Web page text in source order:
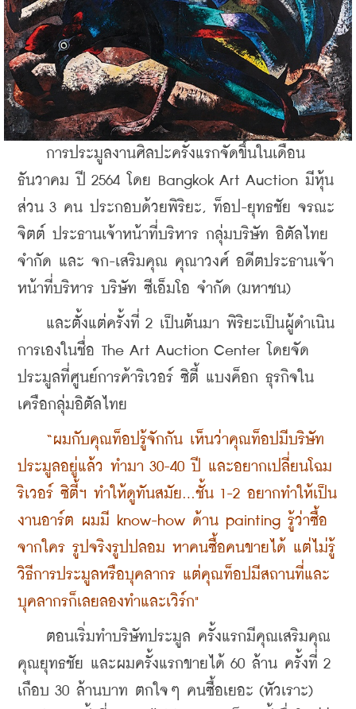
การประมูลงานศิลปะครั้งแรกจัดขึ้นในเดือน
ธันวาคม ปี 2564 โดย Bangkok Art Auction มีหุ้น
ส่วน 3 คน ประกอบด้วยพิริยะ, ท็อป-ยุทธชัย จรณะ
จิตต์ ประธานเจ้าหน้าที่บริหาร กลุ่มบริษัท อิตัลไทย
จำกัด และ จก-เสริมคุณ คุณาวงศ์ อดีตประธานเจ้า
หน้าที่บริหาร บริษัท ซีเอ็มโอ จำกัด (มหาชน)
และตั้งแต่ครั้งที่ 2 เป็นต้นมา พิริยะเป็นผู้ดำเนิน
การเองในชื่อ The Art Auction Center โดยจัด
ประมูลที่ศูนย์การค้าริเวอร์ ซิตี้ แบงค็อก ธุรกิจใน
เครือกลุ่มอิตัลไทย
“ผมกับคุณท็อปรู้จักกัน เห็นว่าคุณท็อปมีบริษัท
ประมูลอยู่แล้ว ทำมา 30-40 ปี และอยากเปลี่ยนโฉม
ริเวอร์ ซิตี้ฯ ทำให้ดูทันสมัย...ชั้น 1-2 อยากทำให้เป็น
งานอาร์ต ผมมี know-how ด้าน painting รู้ว่าซื้อ
จากใคร รูปจริงรูปปลอม หาคนซื้อคนขายได้ แต่ไม่รู้
วิธีการประมูลหรือบุคลากร แต่คุณท็อปมีสถานที่และ
บุคลากรก็เลยลองทำและเวิร์ก"
ตอนเริ่มทำบริษัทประมูล ครั้งแรกมีคุณเสริมคุณ
คุณยุทธชัย และผมครั้งแรกขายได้ 60 ล้าน ครั้งที่ 2
เกือบ 30 ล้านบาท ตกใจๆ คนซื้อเยอะ (หัวเราะ)